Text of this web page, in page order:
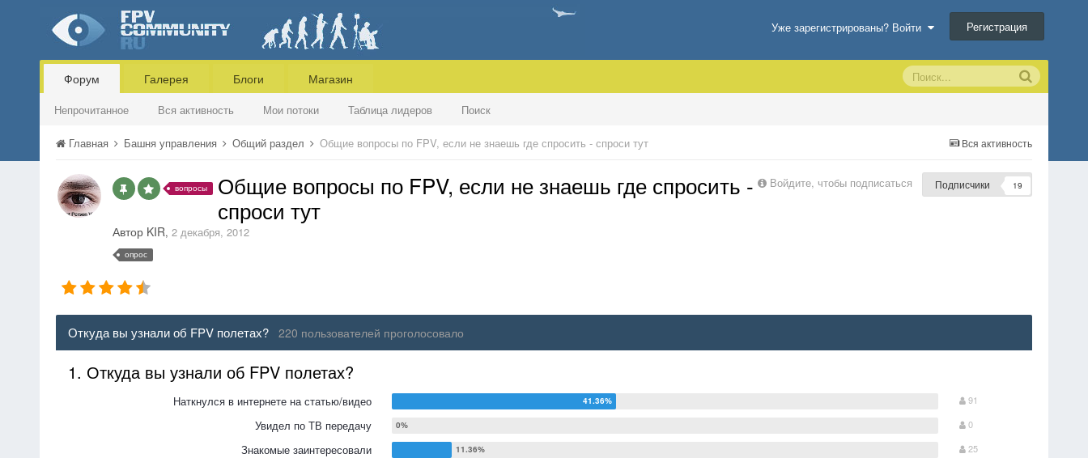
Уже зарегистрированы? Войти Регистрация
Форум
Непрочитанное Вся активность Мои потоки Таблица лидеров Поиск
Галерея Блоги Магазин
Вся активность
Главная Башня управления Общий раздел Общие вопросы по FPV, если не знаешь где спросить - спроси тут
Войдите, чтобы подписаться Подписчики 19
вопросы
Общие вопросы по FPV, если не знаешь где спросить -
спроси тут
Автор KIR, 2 декабря, 2012
опрос
Откуда вы узнали об FPV полетах? 220 пользователей проголосовало
1. Откуда вы узнали об FPV полетах?
Наткнулся в интернете на статью/видео 91
Увидел по ТВ передачу 0
Знакомые заинтересовали 25